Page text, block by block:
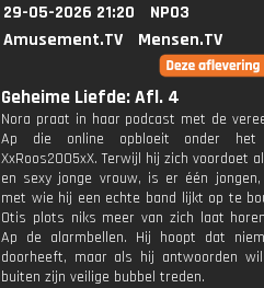
29-05-2026 21:20
NPO3
Amusement.TV
Mensen.TV
Geheime Liefde: Afl. 4
Nora praat in haar podcast met de
Ap die online opbloeit onder het
XxRoos2005xX. Terwijl hij zich voordoet
en sexy jonge vrouw, is er één jongen,
met wie hij een echte band lijkt op te
Otis plots niks meer van zich laat
Ap de alarmbellen. Hij hoopt dat
doorheeft, maar als hij antwoorden
buiten zijn veilige bubbel treden.